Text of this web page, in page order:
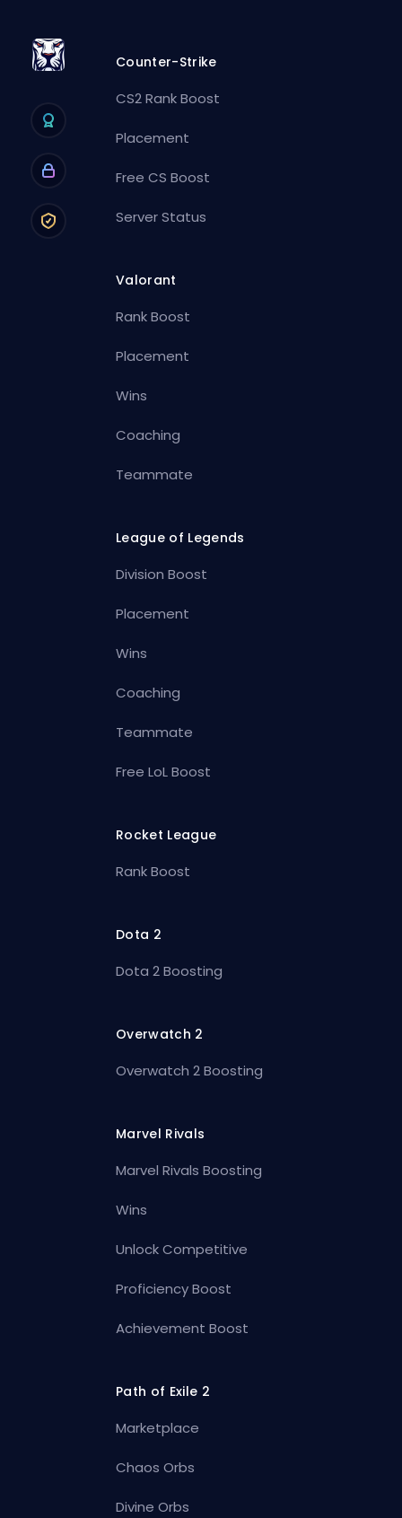
Counter-Strike
CS2 Rank Boost
Placement
Free CS Boost
Server Status
Valorant
Rank Boost
Placement
Wins
Coaching
Teammate
League of Legends
Division Boost
Placement
Wins
Coaching
Teammate
Free LoL Boost
Rocket League
Rank Boost
Dota 2
Dota 2 Boosting
Overwatch 2
Overwatch 2 Boosting
Marvel Rivals
Marvel Rivals Boosting
Wins
Unlock Competitive
Proficiency Boost
Achievement Boost
Path of Exile 2
Marketplace
Chaos Orbs
Divine Orbs